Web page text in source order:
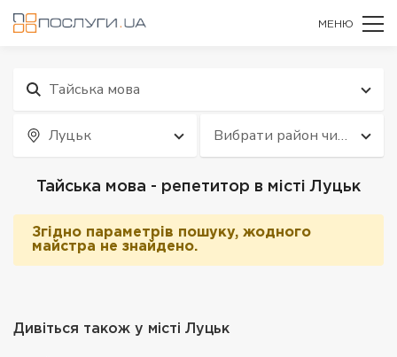
МЕНЮ
Тайська мова
Луцьк Вибрати район чи
квартал
Тайська мова - репетитор в місті Луцьк
Згідно параметрів пошуку, жодного
майстра не знайдено.
Дивіться також у місті Луцьк